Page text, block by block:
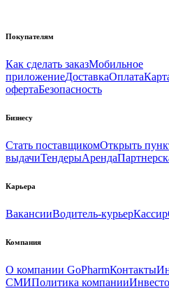
Покупателям
Как сделать заказМобильное
приложениеДоставкаОплата
офертаБезопасность
Бизнесу
Стать поставщикомОткрыть
выдачиТендерыАренда
Карьера
ВакансииВодитель-курьерКассир
Компания
О компании GoPharmКонтакты
СМИПолитика компании